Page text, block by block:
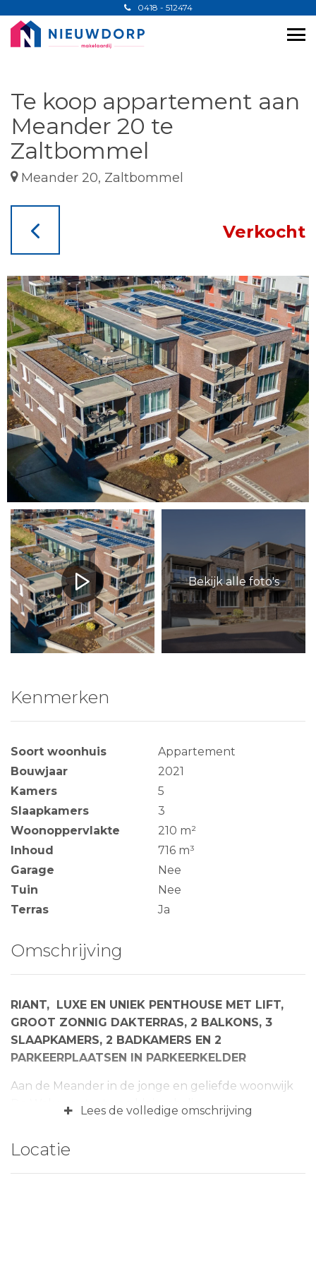
0418 - 512474
Te koop appartement aan
Meander 20 te
Zaltbommel
Meander 20, Zaltbommel
Verkocht
Bekijk alle foto's
Kenmerken
Soort woonhuis
Appartement
Bouwjaar
2021
Kamers
5
Slaapkamers
3
Woonoppervlakte
210 m²
Inhoud
716 m³
Garage
Nee
Tuin
Nee
Terras
Ja
Omschrijving
RIANT, LUXE EN UNIEK PENTHOUSE MET LIFT,
GROOT ZONNIG DAKTERRAS, 2 BALKONS, 3
SLAAPKAMERS, 2 BADKAMERS EN 2
PARKEERPLAATSEN IN PARKEERKELDER
Aan de Meander in de jonge en geliefde woonwijk
De Waluwe staat een kleinschalig
appartementencomplex ‘Amalia State’ met op de
luxueuze, ruime penthouse gebouwd in 2021. Dit
210 m2 tellende penthouse (A++) heeft alles te
+ Lees de volledige omschrijving
Locatie